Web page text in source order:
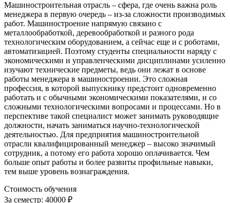
Машиностроительная отрасль – сфера, где очень важна роль
менеджера в первую очередь – из-за сложности производимых
работ. Машиностроение напрямую связано с
металлообработкой, деревообработкой и разного рода
технологическим оборудованием, а сейчас еще и с роботами,
автоматизацией. Поэтому студенты специальности наряду с
экономическими и управленческими дисциплинами усиленно
изучают технические предметы, ведь они лежат в основе
работы менеджера в машиностроении. Это сложная
профессия, в которой выпускнику предстоит одновременно
работать и с обычными экономическими показателями, и со
сложными технологическими вопросами и процессами. Но в
перспективе такой специалист может занимать руководящие
должности, начать заниматься научно-технологической
деятельностью. Для предприятия машиностроительной
отрасли квалифицированный менеджер – высоко значимый
сотрудник, а потому его работа хорошо оплачивается. Чем
больше опыт работы и более развиты профильные навыки,
тем выше уровень вознаграждения.
Стоимость обучения
За семестр: 40000 ₽